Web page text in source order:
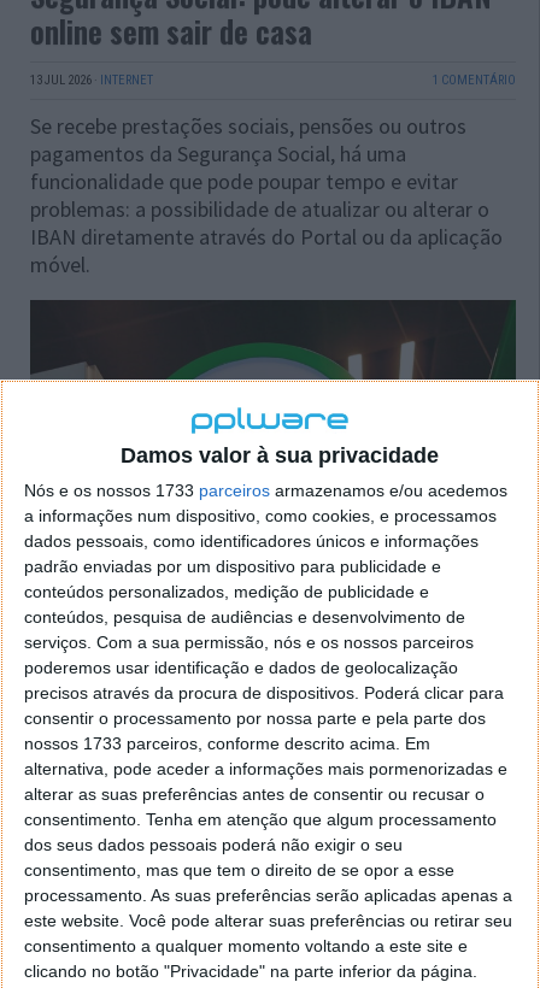
Damos valor à sua privacidade
Nós e os nossos 1733 parceiros armazenamos e/ou acedemos
a informações num dispositivo, como cookies, e processamos
dados pessoais, como identificadores únicos e informações
padrão enviadas por um dispositivo para publicidade e
conteúdos personalizados, medição de publicidade e
conteúdos, pesquisa de audiências e desenvolvimento de
serviços. Com a sua permissão, nós e os nossos parceiros
poderemos usar identificação e dados de geolocalização
precisos através da procura de dispositivos. Poderá clicar para
consentir o processamento por nossa parte e pela parte dos
nossos 1733 parceiros, conforme descrito acima. Em
alternativa, pode aceder a informações mais pormenorizadas e
alterar as suas preferências antes de consentir ou recusar o
consentimento. Tenha em atenção que algum processamento
dos seus dados pessoais poderá não exigir o seu
consentimento, mas que tem o direito de se opor a esse
processamento. As suas preferências serão aplicadas apenas a
este website. Você pode alterar suas preferências ou retirar seu
consentimento a qualquer momento voltando a este site e
clicando no botão "Privacidade" na parte inferior da página.
online sem sair de casa
13 JUL 2026 · INTERNET 1 COMENTÁRIO
Se recebe prestações sociais, pensões ou outros
pagamentos da Segurança Social, há uma
funcionalidade que pode poupar tempo e evitar
problemas: a possibilidade de atualizar ou alterar o
IBAN diretamente através do Portal ou da aplicação
móvel.
Segurança Social renova caixa de
mensagens no Portal e na App: veja o
que mudou
11 JUL 2026·INTERNET COMENTAR
A Segurança Social anunciou uma atualização da
Caixa de Mensagens disponível no Portal da
Segurança Social e na aplicação móvel. A renovação
traz uma interface mais moderna e novas
funcionalidades que pretendem simplificar a consulta